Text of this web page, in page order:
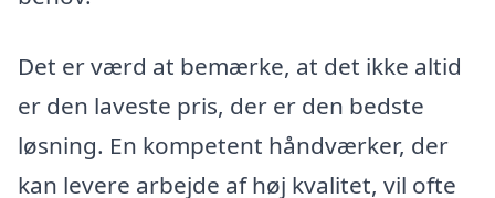
Det er værd at bemærke, at det ikke altid
er den laveste pris, der er den bedste
løsning. En kompetent håndværker, der
kan levere arbejde af høj kvalitet, vil ofte